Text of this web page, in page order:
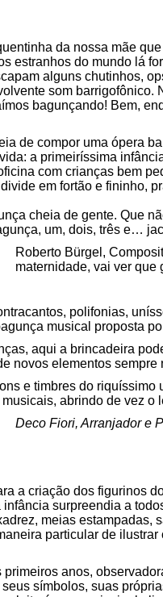
da nossa mãe
estranhos do mundo lá
alguns chutinhos,
som
bagunçando! Bem,
de compor uma ópera
a primeiríssima
com crianças bem
em fortão e fininho,
cheia de gente. Que
um, dois, três e…
Roberto Bürgel,
maternidade, vai ver que
polifonias,
musical proposta
aqui a brincadeira
novos elementos
e timbres do
abrindo de vez
Deco Fiori, Arranjador e
a criação dos figurinos
surpreendia a
meias estampadas,
particular de
anos,
símbolos, suas